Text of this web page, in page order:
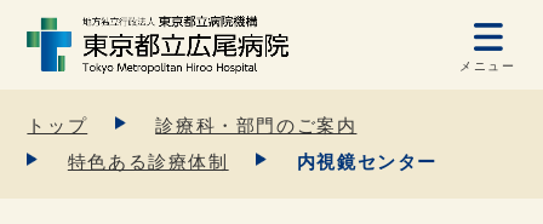
メニュー
トップ
診療科・部門のご案内
特色ある診療体制
内視鏡センター